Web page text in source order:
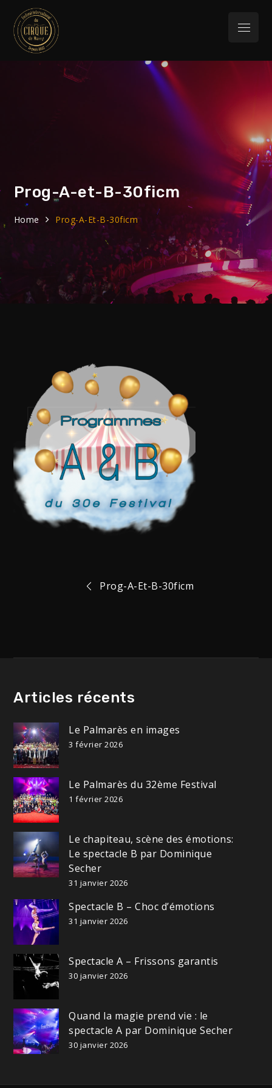
content
International du
Cirque de Massy
Menu
Prog-A-et-B-30ficm
Home Prog-A-Et-B-30ficm
Navigation
l’article
Prog-A-Et-B-30ficm
Articles récents
Le Palmarès en images
3 février 2026
Le Palmarès du 32ème Festival
1 février 2026
Le chapiteau, scène des émotions:
Le spectacle B par Dominique
Secher
31 janvier 2026
Spectacle B – Choc d’émotions
31 janvier 2026
Spectacle A – Frissons garantis
30 janvier 2026
Quand la magie prend vie : le
spectacle A par Dominique Secher
30 janvier 2026